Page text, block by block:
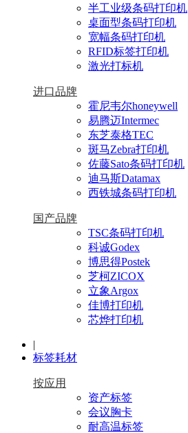
半工业级条码打印机
桌面型条码打印机
宽幅条码打印机
RFID标签打印机
激光打标机
进口品牌
霍尼韦尔honeywell
易腾迈Intermec
东芝泰格TEC
斑马Zebra打印机
佐藤Sato条码打印机
迪马斯Datamax
西铁城条码打印机
国产品牌
TSC条码打印机
科诚Godex
博思得Postek
芝柯ZICOX
立象Argox
佳博打印机
芯烨打印机
|
标签耗材
按应用
资产标签
会议胸卡
耐高温标签